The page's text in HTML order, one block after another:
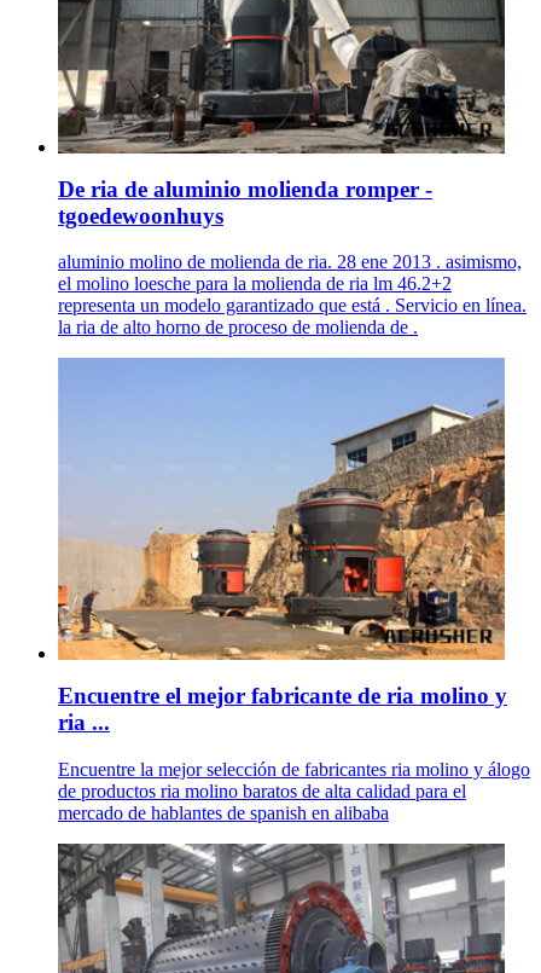
De ria de aluminio molienda romper -
tgoedewoonhuys
aluminio molino de molienda de ria. 28 ene 2013 . asimismo,
el molino loesche para la molienda de ria lm 46.2+2
representa un modelo garantizado que está . Servicio en línea.
la ria de alto horno de proceso de molienda de .
Encuentre el mejor fabricante de ria molino y
ria ...
Encuentre la mejor selección de fabricantes ria molino y álogo
de productos ria molino baratos de alta calidad para el
mercado de hablantes de spanish en alibaba